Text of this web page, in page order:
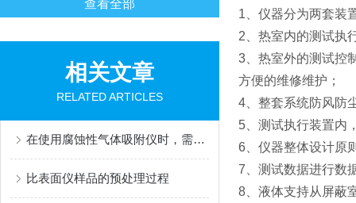
查看全部
相关文章
RELATED ARTICLES
在使用腐蚀性气体吸附仪时，需要注意以下几个事项
比表面仪样品的预处理过程
1、仪器分为两套装
2、热室内的测试执
3、热室外的测试控
方便的维修维护；
4、整套系统防风防
5、测试执行装置内
6、仪器整体设计原
7、测试数据进行数
8、液体支持从屏蔽